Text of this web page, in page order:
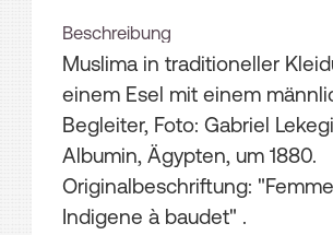
Beschreibung
Muslima in traditioneller
einem Esel mit einem
Begleiter, Foto: Gabriel
Albumin, Ägypten, um 1880.
Originalbeschriftung: "Femme
Indigene à baudet" .